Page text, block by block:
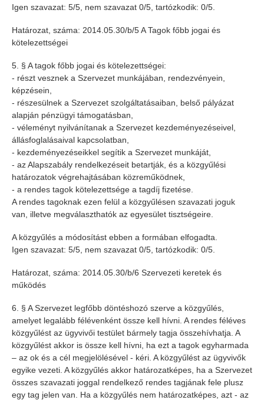
Igen szavazat: 5/5, nem szavazat 0/5, tartózkodik: 0/5.
Határozat, száma: 2014.05.30/b/5 A Tagok főbb jogai és
kötelezettségei
5. § A tagok főbb jogai és kötelezettségei:
- részt vesznek a Szervezet munkájában, rendezvényein,
képzésein,
- részesülnek a Szervezet szolgáltatásaiban, belső pályázat
alapján pénzügyi támogatásban,
- véleményt nyilvánítanak a Szervezet kezdeményezéseivel,
állásfoglalásaival kapcsolatban,
- kezdeményezéseikkel segítik a Szervezet munkáját,
- az Alapszabály rendelkezéseit betartják, és a közgyűlési
határozatok végrehajtásában közreműködnek,
- a rendes tagok kötelezettsége a tagdíj fizetése.
A rendes tagoknak ezen felül a közgyűlésen szavazati joguk
van, illetve megválaszthatók az egyesület tisztségeire.
A közgyűlés a módosítást ebben a formában elfogadta.
Igen szavazat: 5/5, nem szavazat 0/5, tartózkodik: 0/5.
Határozat, száma: 2014.05.30/b/6 Szervezeti keretek és
működés
6. § A Szervezet legfőbb döntéshozó szerve a közgyűlés,
amelyet legalább félévenként össze kell hívni. A rendes féléves
közgyűlést az ügyvivői testület bármely tagja összehívhatja. A
közgyűlést akkor is össze kell hívni, ha ezt a tagok egyharmada
– az ok és a cél megjelölésével - kéri. A közgyűlést az ügyvivők
egyike vezeti. A közgyűlés akkor határozatképes, ha a Szervezet
összes szavazati joggal rendelkező rendes tagjának fele plusz
egy tag jelen van. Ha a közgyűlés nem határozatképes, azt - az